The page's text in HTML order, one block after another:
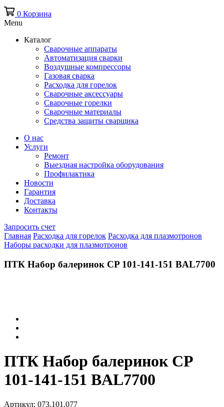
0 Корзина
Menu
Каталог
Сварочные аппараты
Автоматизация сварки
Воздушные компрессоры
Газовая сварка
Расходка для горелок
Сварочные аксессуары
Сварочные горелки
Сварочные материалы
Средства защиты сварщика
О нас
Услуги
Ремонт
Выездная настройка оборудования
Профилактика
Новости
Гарантия
Доставка
Контакты
Запросить счет
Главная Расходка для горелок Расходка для плазмотронов
Наборы расходки для плазмотронов
ПТК Набор балеринок CP 101-141-151 BAL7700
ПТК Набор балеринок CP
101-141-151 BAL7700
Артикул: 073.101.077